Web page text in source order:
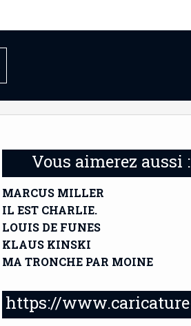
Vous aimerez aussi :
MARCUS MILLER
IL EST CHARLIE.
LOUIS DE FUNES
KLAUS KINSKI
MA TRONCHE PAR MOINE